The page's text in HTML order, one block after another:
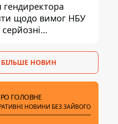
гендиректора
щодо вимог НБУ
Смаглюк
БІЛЬШЕ НОВИН
ГОЛОВНЕ
НОВИНИ БЕЗ ЗАЙВОГО